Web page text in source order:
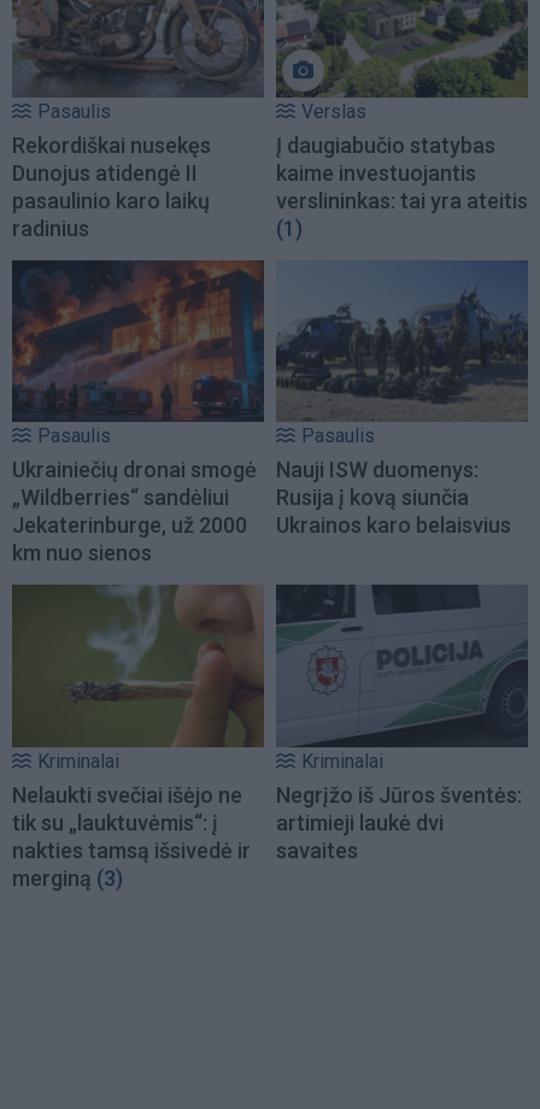
Pasaulis
Rekordiškai nusekęs
Dunojus atidengė II
pasaulinio karo laikų
radinius
Verslas
Į daugiabučio statybas
kaime investuojantis
verslininkas: tai yra ateitis
(1)
Pasaulis
Ukrainiečių dronai smogė
„Wildberries“ sandėliui
Jekaterinburge, už 2000
km nuo sienos
Pasaulis
Nauji ISW duomenys:
Rusija į kovą siunčia
Ukrainos karo belaisvius
Kriminalai
Nelaukti svečiai išėjo ne
tik su „lauktuvėmis“: į
nakties tamsą išsivedė ir
merginą (3)
Kriminalai
Negrįžo iš Jūros šventės:
artimieji laukė dvi
savaites